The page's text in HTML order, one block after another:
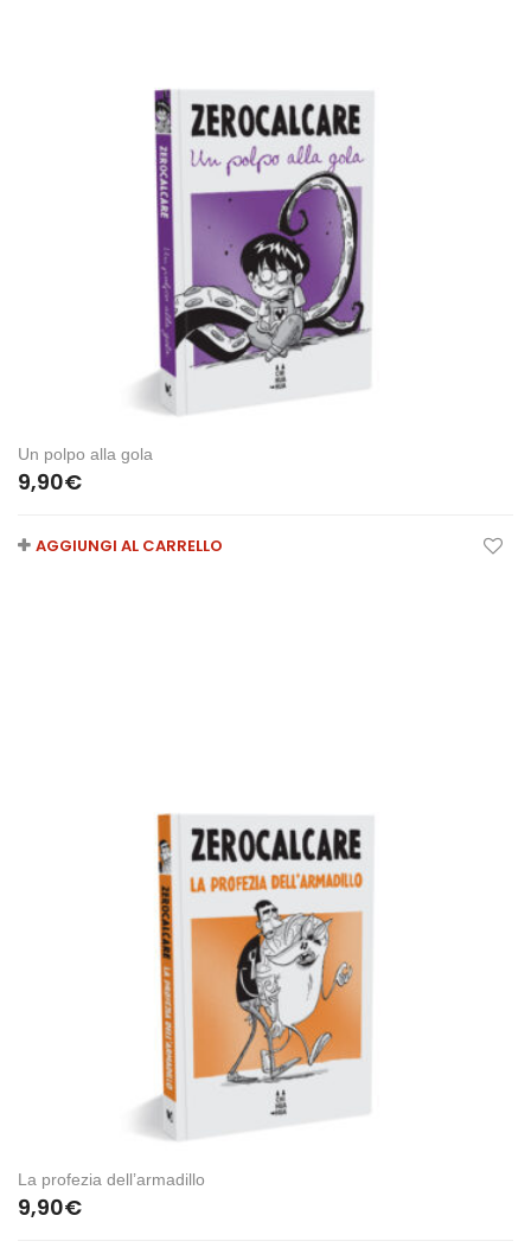
Un polpo alla gola
9,90€
AGGIUNGI AL CARRELLO
La profezia dell’armadillo
9,90€